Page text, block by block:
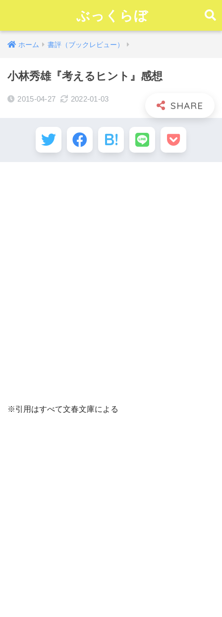
ぶっくらぼ
ホーム 書評（ブックレビュー）
小林秀雄『考えるヒント』感想
2015-04-27 2022-01-03
※引用はすべて文春文庫による